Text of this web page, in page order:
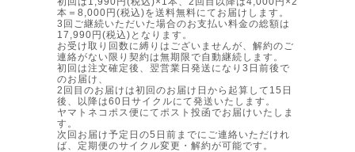
本＝8,000円(税込)を送料無料にてお届けします。
3回ご継続いただいた場合のお支払い料金の総額は
17,990円(税込)となります。
お受け取り回数に縛りはございませんが、解約のご
連絡がない限り契約は無期限で自動継続します。
初回は注文確定後、翌営業日発送になり3日前後で
のお届け、
2回目のお届けは初回のお届け日から起算して15日
後、以降は60日サイクルにて発送いたします。
ヤマトネコポス便にてポスト投函でお届けいたしま
す。
次回お届け予定日の5日前までにご連絡いただけれ
ば、定期便のサイクル変更・解約が可能です。